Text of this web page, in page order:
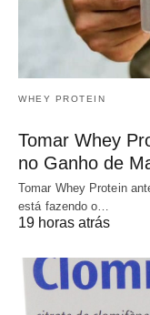
WHEY PROTEIN
Tomar Whey
no Ganho de
Tomar Whey Protein
está fazendo o…
19 horas atrás